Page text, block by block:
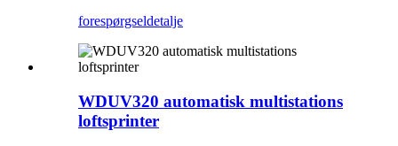
forespørgseldetalje
WDUV320 automatisk multistations
loftsprinter